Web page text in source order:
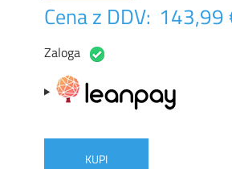
Cena z DDV: 143,99
Zaloga
KUPI